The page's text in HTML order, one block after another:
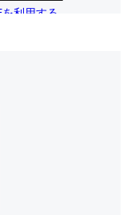
利用する
利用する
利用する
ストレージサービ
ストレージサービ
ストレージサービ
Download」
Download」
Download」